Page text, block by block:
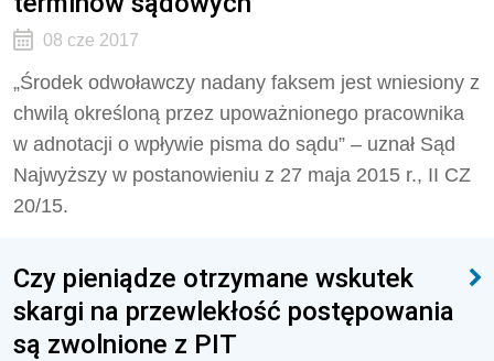
08 cze 2017
„Środek odwoławczy nadany faksem jest wniesiony z
chwilą określoną przez upoważnionego pracownika
w adnotacji o wpływie pisma do sądu” – uznał Sąd
Najwyższy w postanowieniu z 27 maja 2015 r., II CZ
20/15.
Czy pieniądze otrzymane wskutek
skargi na przewlekłość postępowania
są zwolnione z PIT